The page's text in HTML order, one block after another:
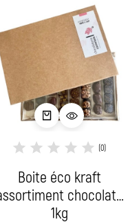
(0)
Boite éco kraft
chocolats
1kg